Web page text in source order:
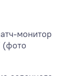
монитор
(фото